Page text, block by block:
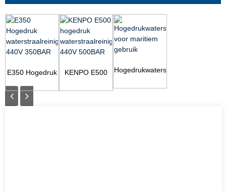
E350 Hogedruk
440V 350BAR
KENPO E500
waterstraalreiniger
Hogedrukwaterstralen
gebruik